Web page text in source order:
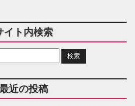
イト内検索
近の投稿